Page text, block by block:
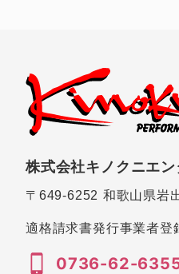
株式会社キノクニエ
〒649-6252 和歌山県岩
適格請求書発行事業者登
0736-62-